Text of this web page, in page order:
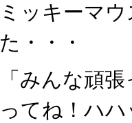
ミッキーマ
た・・・
「みんな頑
ってね！ハ